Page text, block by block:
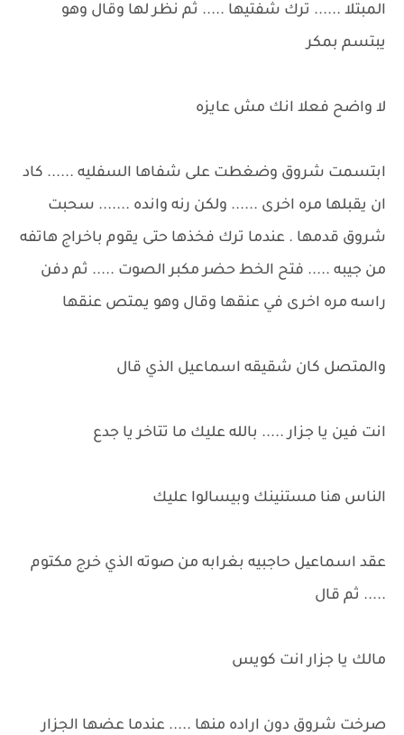
المبتلا ...... ترك شفتيها ..... ثم نظر لها وقال وهو
يبتسم بمكر
لا واضح فعلا انك مش عايزه
ابتسمت شروق وضغطت على شفاها السفليه ...... كاد
ان يقبلها مره اخرى ...... ولكن رنه وانده ....... سحبت
شروق قدمها . عندما ترك فخذها حتى يقوم باخراج هاتفه
من جيبه ..... فتح الخط حضر مكبر الصوت ..... ثم دفن
راسه مره اخرى في عنقها وقال وهو يمتص عنقها
والمتصل كان شقيقه اسماعيل الذي قال
انت فين يا جزار ..... بالله عليك ما تتاخر يا جدع
الناس هنا مستنينك وبيسالوا عليك
عقد اسماعیل حاجبيه بغرابه من صوته الذي خرج مكتوم
..... ثم قال
مالك يا جزار انت كويس
صرخت شروق دون اراده منها ..... عندما عضها الجزار